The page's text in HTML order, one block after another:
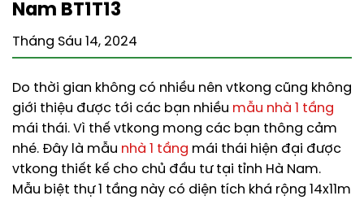
Nam BT1T13
Tháng Sáu 14, 2024
Do thời gian không có nhiều nên vtkong cũng không
giới thiệu được tới các bạn nhiều mẫu nhà 1 tầng
mái thái. Vì thế vtkong mong các bạn thông cảm
nhé. Đây là mẫu nhà 1 tầng mái thái hiện đại được
vtkong thiết kế cho chủ đầu tư tại tỉnh Hà Nam.
Mẫu biệt thự 1 tầng này có diện tích khá rộng 14x11m